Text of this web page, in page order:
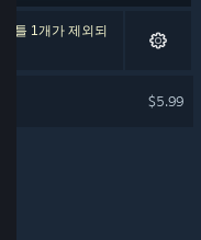
틀 1개가 제외되
$5.99